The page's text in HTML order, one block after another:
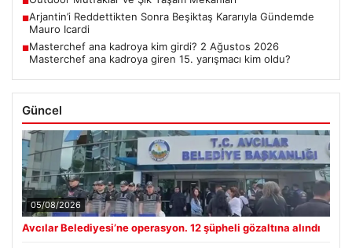
■Arjantin’i Reddettikten Sonra Beşiktaş Kararıyla Gündemde
Mauro Icardi
■Masterchef ana kadroya kim girdi? 2 Ağustos 2026
Masterchef ana kadroya giren 15. yarışmacı kim oldu?
Güncel
05/08/2026
Avcılar Belediyesi’ne operasyon. 12 şüpheli gözaltına alındı